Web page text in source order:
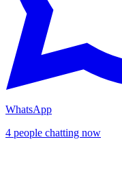
WhatsApp
4 people chatting now